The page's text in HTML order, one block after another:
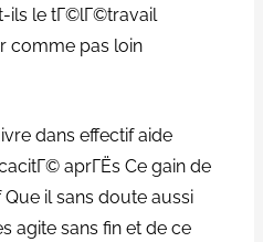
ils le tГ©lГ©travail
comme pas loin
dans effectif aide
aprГЁs Ce gain de
il sans doute aussi
agite sans fin et de ce